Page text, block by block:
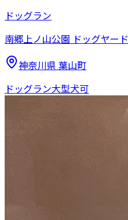
ドッグラン
南郷上ノ山公園 ドッグヤード
神奈川県 葉山町
ドッグラン大型犬可